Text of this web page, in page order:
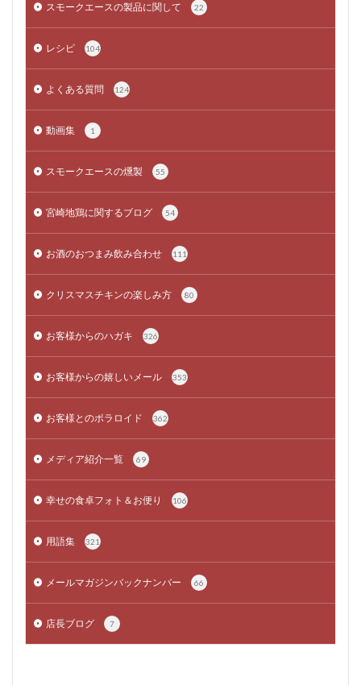
スモークエースの製品に関して 22
レシピ 104
よくある質問 124
動画集 1
スモークエースの燻製 55
宮崎地鶏に関するブログ 54
お酒のおつまみ飲み合わせ 111
クリスマスチキンの楽しみ方 80
お客様からのハガキ 326
お客様からの嬉しいメール 353
お客様とのポラロイド 362
メディア紹介一覧 69
幸せの食卓フォト＆お便り 106
用語集 321
メールマガジンバックナンバー 66
店長ブログ 7